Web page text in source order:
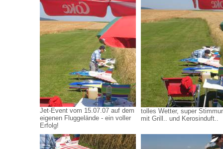
Jet-Event vom 15.07.07 auf dem
eigenen Fluggelände - ein voller
Erfolg!
tolles Wetter, super
mit Grill.. und Kerosinduft..